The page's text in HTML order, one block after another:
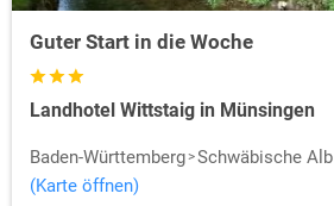
Guter Start in die Woche
Landhotel Wittstaig in Münsingen
Baden-Württemberg Schwäbische Alb
(Karte öffnen)